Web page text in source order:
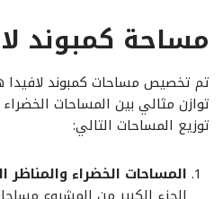
مساحة كمبوند
تم تخصيص مساحات كمبوند لافيدا
توازن مثالي بين المساحات
توزيع المساحات التالي:
المساحات الخضراء والمناظر